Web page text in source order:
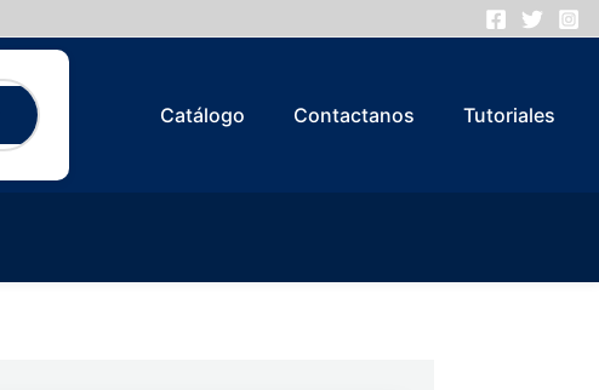
Catálogo Contactanos Tutoriales